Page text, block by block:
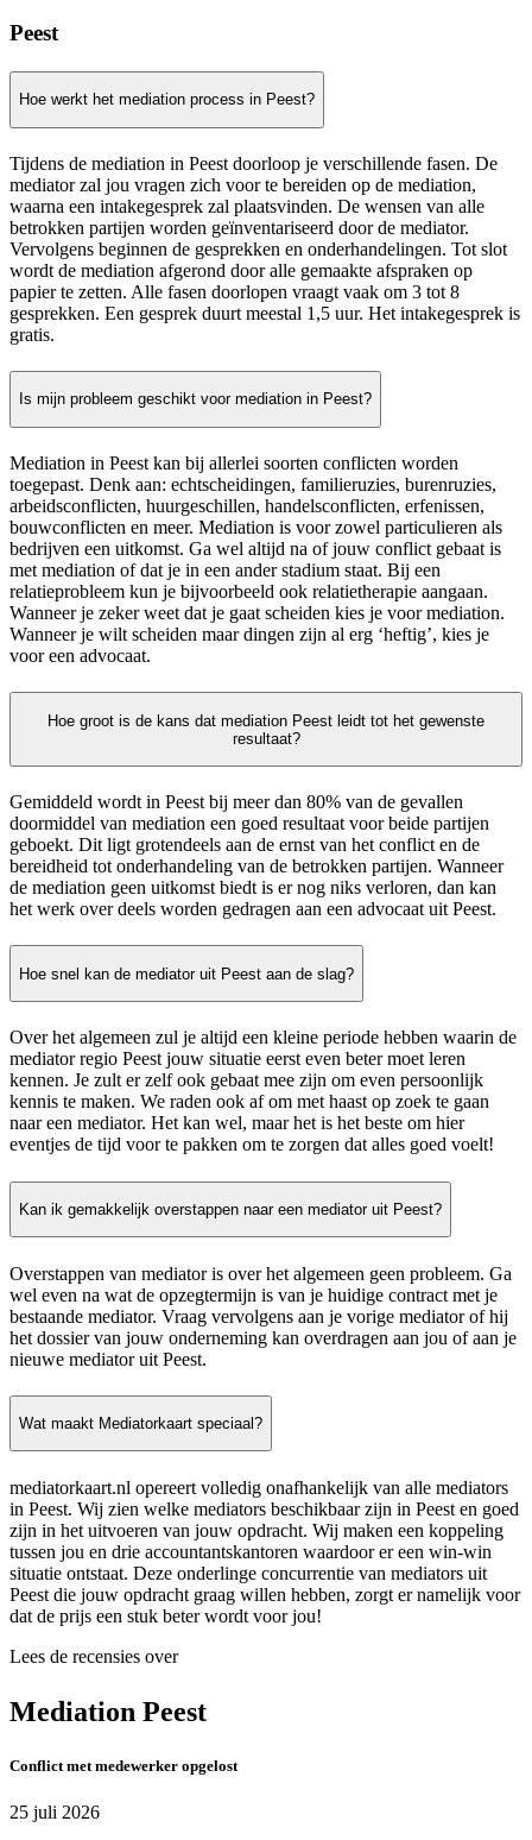
Peest
Hoe werkt het mediation process in Peest?
Tijdens de mediation in Peest doorloop je verschillende fasen. De
mediator zal jou vragen zich voor te bereiden op de mediation,
waarna een intakegesprek zal plaatsvinden. De wensen van alle
betrokken partijen worden geïnventariseerd door de mediator.
Vervolgens beginnen de gesprekken en onderhandelingen. Tot slot
wordt de mediation afgerond door alle gemaakte afspraken op
papier te zetten. Alle fasen doorlopen vraagt vaak om 3 tot 8
gesprekken. Een gesprek duurt meestal 1,5 uur. Het intakegesprek is
gratis.
Is mijn probleem geschikt voor mediation in Peest?
Mediation in Peest kan bij allerlei soorten conflicten worden
toegepast. Denk aan: echtscheidingen, familieruzies, burenruzies,
arbeidsconflicten, huurgeschillen, handelsconflicten, erfenissen,
bouwconflicten en meer. Mediation is voor zowel particulieren als
bedrijven een uitkomst. Ga wel altijd na of jouw conflict gebaat is
met mediation of dat je in een ander stadium staat. Bij een
relatieprobleem kun je bijvoorbeeld ook relatietherapie aangaan.
Wanneer je zeker weet dat je gaat scheiden kies je voor mediation.
Wanneer je wilt scheiden maar dingen zijn al erg ‘heftig’, kies je
voor een advocaat.
Hoe groot is de kans dat mediation Peest leidt tot het gewenste
resultaat?
Gemiddeld wordt in Peest bij meer dan 80% van de gevallen
doormiddel van mediation een goed resultaat voor beide partijen
geboekt. Dit ligt grotendeels aan de ernst van het conflict en de
bereidheid tot onderhandeling van de betrokken partijen. Wanneer
de mediation geen uitkomst biedt is er nog niks verloren, dan kan
het werk over deels worden gedragen aan een advocaat uit Peest.
Hoe snel kan de mediator uit Peest aan de slag?
Over het algemeen zul je altijd een kleine periode hebben waarin de
mediator regio Peest jouw situatie eerst even beter moet leren
kennen. Je zult er zelf ook gebaat mee zijn om even persoonlijk
kennis te maken. We raden ook af om met haast op zoek te gaan
naar een mediator. Het kan wel, maar het is het beste om hier
eventjes de tijd voor te pakken om te zorgen dat alles goed voelt!
Kan ik gemakkelijk overstappen naar een mediator uit Peest?
Overstappen van mediator is over het algemeen geen probleem. Ga
wel even na wat de opzegtermijn is van je huidige contract met je
bestaande mediator. Vraag vervolgens aan je vorige mediator of hij
het dossier van jouw onderneming kan overdragen aan jou of aan je
nieuwe mediator uit Peest.
Wat maakt Mediatorkaart speciaal?
mediatorkaart.nl opereert volledig onafhankelijk van alle mediators
in Peest. Wij zien welke mediators beschikbaar zijn in Peest en goed
zijn in het uitvoeren van jouw opdracht. Wij maken een koppeling
tussen jou en drie accountantskantoren waardoor er een win-win
situatie ontstaat. Deze onderlinge concurrentie van mediators uit
Peest die jouw opdracht graag willen hebben, zorgt er namelijk voor
dat de prijs een stuk beter wordt voor jou!
Lees de recensies over
Mediation Peest
Conflict met medewerker opgelost
25 juli 2026